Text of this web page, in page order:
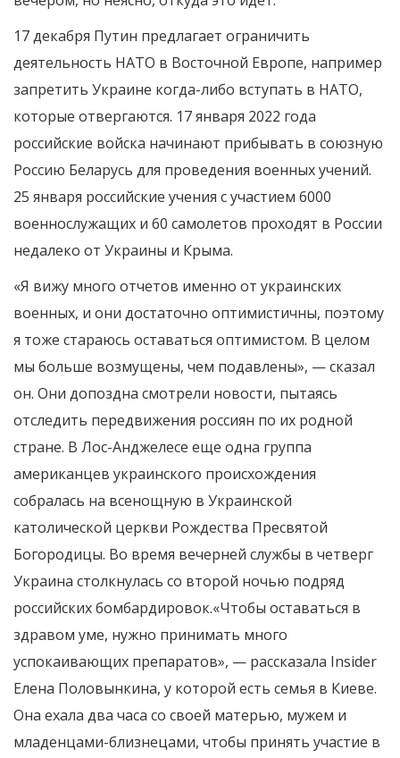
17 декабря Путин предлагает ограничить
деятельность НАТО в Восточной Европе, например
запретить Украине когда-либо вступать в НАТО,
которые отвергаются. 17 января 2022 года
российские войска начинают прибывать в союзную
Россию Беларусь для проведения военных учений.
25 января российские учения с участием 6000
военнослужащих и 60 самолетов проходят в России
недалеко от Украины и Крыма.
«Я вижу много отчетов именно от украинских
военных, и они достаточно оптимистичны, поэтому
я тоже стараюсь оставаться оптимистом. В целом
мы больше возмущены, чем подавлены», — сказал
он. Они допоздна смотрели новости, пытаясь
отследить передвижения россиян по их родной
стране. В Лос-Анджелесе еще одна группа
американцев украинского происхождения
собралась на всенощную в Украинской
католической церкви Рождества Пресвятой
Богородицы. Во время вечерней службы в четверг
Украина столкнулась со второй ночью подряд
российских бомбардировок.«Чтобы оставаться в
здравом уме, нужно принимать много
успокаивающих препаратов», — рассказала Insider
Елена Половынкина, у которой есть семья в Киеве.
Она ехала два часа со своей матерью, мужем и
младенцами-близнецами, чтобы принять участие в